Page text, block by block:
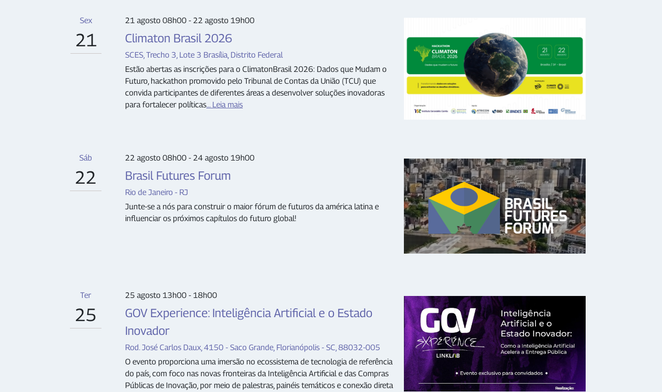
Sex
21
21 agosto 08h00 - 22 agosto 19h00
Climaton Brasil 2026
SCES, Trecho 3, Lote 3 Brasília, Distrito Federal
Estão abertas as inscrições para o ClimatonBrasil 2026: Dados que Mudam o
Futuro, hackathon promovido pelo Tribunal de Contas da União (TCU) que
convida participantes de diferentes áreas a desenvolver soluções inovadoras
para fortalecer políticas... Leia mais
Sáb
22
22 agosto 08h00 - 24 agosto 19h00
Brasil Futures Forum
Rio de Janeiro - RJ
Junte-se a nós para construir o maior fórum de futuros da américa latina e
influenciar os próximos capítulos do futuro global!
Ter
25
25 agosto 13h00 - 18h00
GOV Experience: Inteligência Artificial e o Estado
Inovador
Rod. José Carlos Daux, 4150 - Saco Grande, Florianópolis - SC, 88032-005
O evento proporciona uma imersão no ecossistema de tecnologia de referência
do país, com foco nas novas fronteiras da Inteligência Artificial e das Compras
Públicas de Inovação, por meio de palestras, painéis temáticos e conexão direta